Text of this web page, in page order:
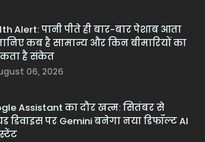
Alert: पानी पीते ही बार-बार पेशाब आता
कब है सामान्य और किन बीमारियों का
है संकेत
06, 2026
Assistant का दौर खत्म: सितंबर से
डिवाइस पर Gemini बनेगा नया डिफॉल्ट AI